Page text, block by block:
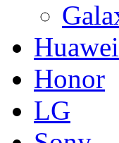
Huawei
Honor
LG